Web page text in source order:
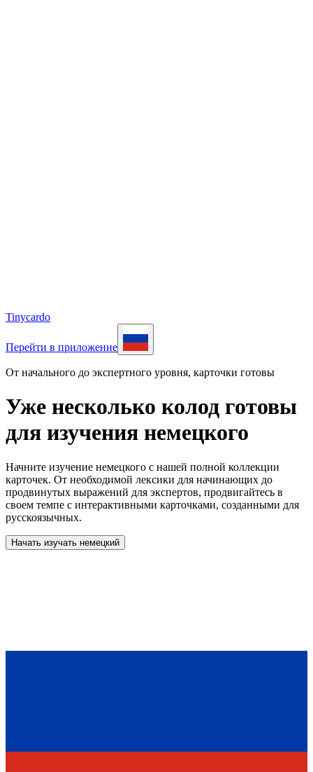
Tinycardo
Перейти в приложение
От начального до экспертного уровня, карточки готовы
Уже несколько колод готовы
для изучения немецкого
Начните изучение немецкого с нашей полной коллекции
карточек. От необходимой лексики для начинающих до
продвинутых выражений для экспертов, продвигайтесь в
своем темпе с интерактивными карточками, созданными для
русскоязычных.
Начать изучать немецкий